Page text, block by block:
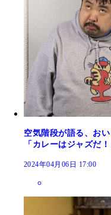
空気階段が語る、お
「カレーはジャズだ
2024年04月06日 17:00